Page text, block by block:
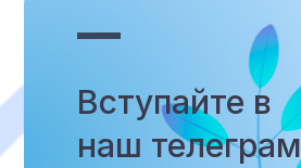
Вступайте в
наш телеграм